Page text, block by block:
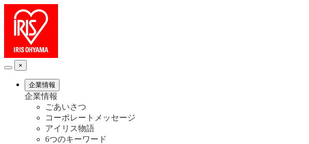
×
企業情報
企業情報
ごあいさつ
コーポレートメッセージ
アイリス物語
6つのキーワード